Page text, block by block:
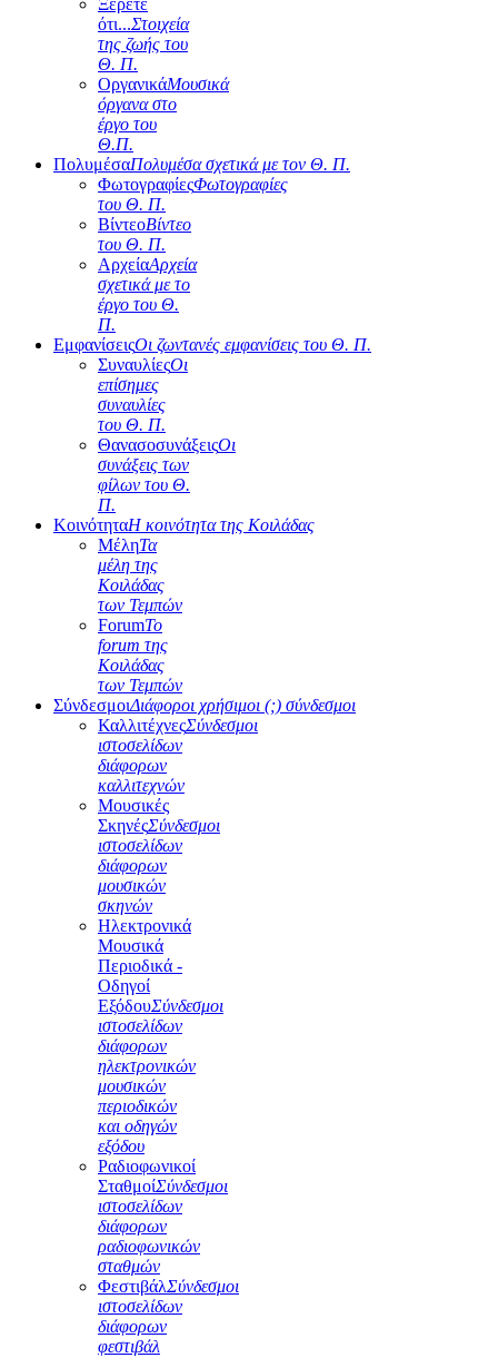
Ξέρετε
ότι...Στοιχεία
της ζωής του
Θ. Π.
ΟργανικάΜουσικά
όργανα στο
έργο του
Θ.Π.
ΠολυμέσαΠολυμέσα σχετικά με τον Θ. Π.
ΦωτογραφίεςΦωτογραφίες
του Θ. Π.
ΒίντεοΒίντεο
του Θ. Π.
ΑρχείαΑρχεία
σχετικά με το
έργο του Θ.
Π.
ΕμφανίσειςΟι ζωντανές εμφανίσεις του Θ. Π.
ΣυναυλίεςΟι
επίσημες
συναυλίες
του Θ. Π.
ΘανασοσυνάξειςΟι
συνάξεις των
φίλων του Θ.
Π.
ΚοινότηταΗ κοινότητα της Κοιλάδας
ΜέληΤα
μέλη της
Κοιλάδας
των Τεμπών
ForumΤο
forum της
Κοιλάδας
των Τεμπών
ΣύνδεσμοιΔιάφοροι χρήσιμοι (;) σύνδεσμοι
ΚαλλιτέχνεςΣύνδεσμοι
ιστοσελίδων
διάφορων
καλλιτεχνών
Μουσικές
ΣκηνέςΣύνδεσμοι
ιστοσελίδων
διάφορων
μουσικών
σκηνών
Ηλεκτρονικά
Μουσικά
Περιοδικά -
Οδηγοί
ΕξόδουΣύνδεσμοι
ιστοσελίδων
διάφορων
ηλεκτρονικών
μουσικών
περιοδικών
και οδηγών
εξόδου
Ραδιοφωνικοί
ΣταθμοίΣύνδεσμοι
ιστοσελίδων
διάφορων
ραδιοφωνικών
σταθμών
ΦεστιβάλΣύνδεσμοι
ιστοσελίδων
διάφορων
φεστιβάλ